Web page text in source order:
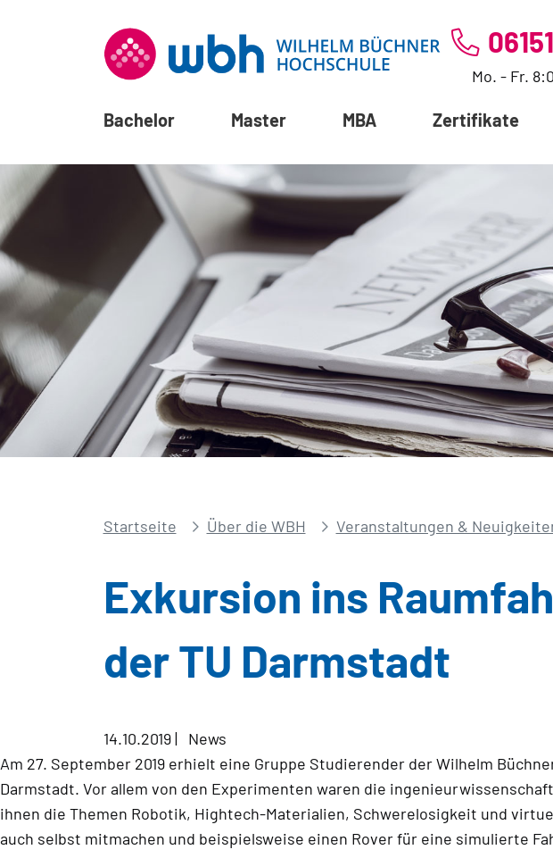
Mo. - Fr.
Bachelor Master MBA Zertifikate
Startseite Über die WBH Veranstaltungen &
Exkursion ins
der TU Darmstadt
14.10.2019| News
Am 27. September 2019 erhielt eine Gruppe Studierender der Wilhelm
Darmstadt. Vor allem von den Experimenten waren die
ihnen die Themen Robotik, Hightech-Materialien, Schwerelosigkeit und
auch selbst mitmachen und beispielsweise einen Rover für eine simulierte